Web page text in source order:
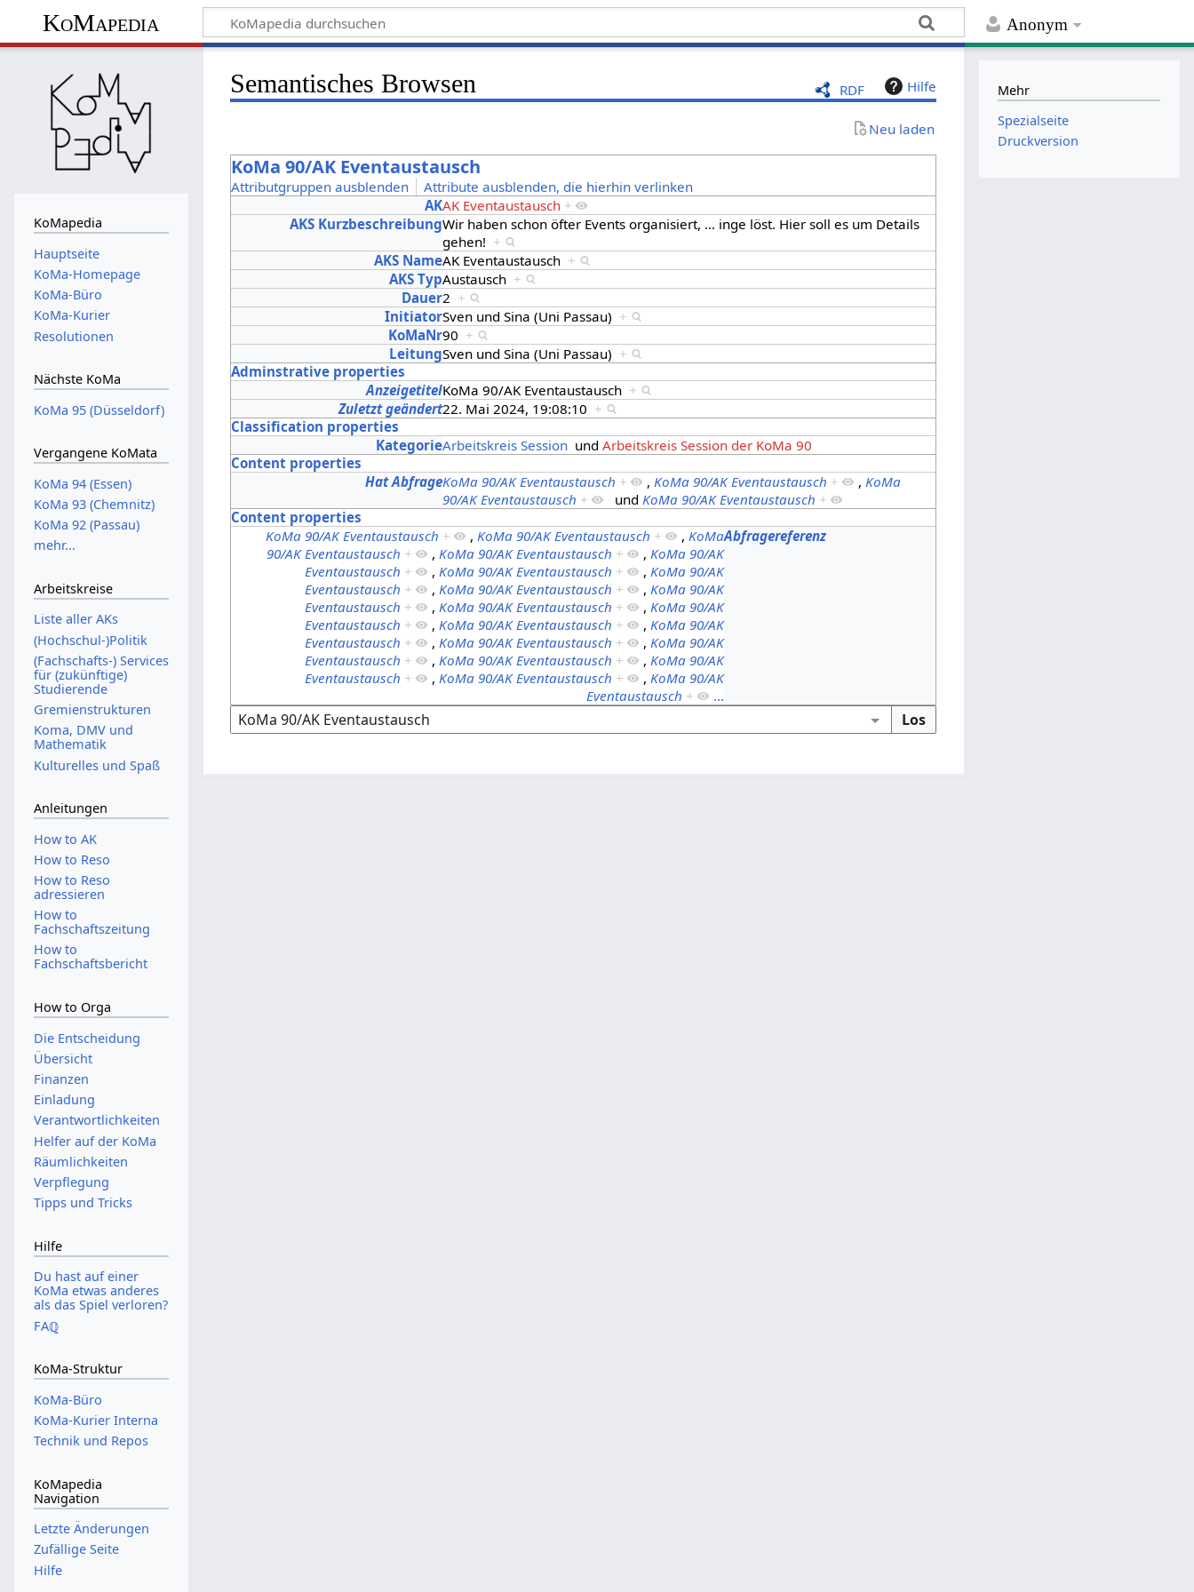
Anonym
KoMapedia
RDF Hilfe
Semantisches Browsen
Neu laden
KoMa 90/AK Eventaustausch
Attributgruppen ausblenden
Attribute ausblenden, die hierhin verlinken
AKAK Eventaustausch +
AKS KurzbeschreibungWir haben schon öfter Events organisiert, … inge löst. Hier soll es um Details
gehen! +
AKS NameAK Eventaustausch +
AKS TypAustausch +
Dauer2 +
InitiatorSven und Sina (Uni Passau) +
KoMaNr90 +
LeitungSven und Sina (Uni Passau) +
Adminstrative properties
AnzeigetitelKoMa 90/AK Eventaustausch +
Zuletzt geändert22. Mai 2024, 19:08:10 +
Classification properties
KategorieArbeitskreis Session undArbeitskreis Session der KoMa 90
Content properties
Hat AbfrageKoMa 90/AK Eventaustausch + , KoMa 90/AK Eventaustausch + , KoMa
90/AK Eventaustausch + und KoMa 90/AK Eventaustausch +
Content properties
Abfragereferenz
KoMa 90/AK Eventaustausch + , KoMa 90/AK Eventaustausch + , KoMa
90/AK Eventaustausch + , KoMa 90/AK Eventaustausch + , KoMa 90/AK
Eventaustausch + , KoMa 90/AK Eventaustausch + , KoMa 90/AK
Eventaustausch + , KoMa 90/AK Eventaustausch + , KoMa 90/AK
Eventaustausch + , KoMa 90/AK Eventaustausch + , KoMa 90/AK
Eventaustausch + , KoMa 90/AK Eventaustausch + , KoMa 90/AK
Eventaustausch + , KoMa 90/AK Eventaustausch + , KoMa 90/AK
Eventaustausch + , KoMa 90/AK Eventaustausch + , KoMa 90/AK
Eventaustausch + , KoMa 90/AK Eventaustausch + , KoMa 90/AK
Eventaustausch + ...
KoMapedia
Hauptseite
KoMa-Homepage
KoMa-Büro
KoMa-Kurier
Resolutionen
Nächste KoMa
KoMa 95 (Düsseldorf)
Vergangene KoMata
KoMa 94 (Essen)
KoMa 93 (Chemnitz)
KoMa 92 (Passau)
mehr...
Arbeitskreise
Liste aller AKs
(Hochschul-)Politik
(Fachschafts-) Services
für (zukünftige)
Studierende
Gremienstrukturen
Koma, DMV und
Mathematik
Kulturelles und Spaß
Anleitungen
How to AK
How to Reso
How to Reso
adressieren
How to
Fachschaftszeitung
How to
Fachschaftsbericht
How to Orga
Die Entscheidung
Übersicht
Finanzen
Einladung
Verantwortlichkeiten
Helfer auf der KoMa
Räumlichkeiten
Verpflegung
Tipps und Tricks
Hilfe
Du hast auf einer
KoMa etwas anderes
als das Spiel verloren?
FAℚ
KoMa-Struktur
KoMa-Büro
KoMa-Kurier Interna
Technik und Repos
KoMapedia
Navigation
Letzte Änderungen
Zufällige Seite
Hilfe
Mehr
Spezialseite
Druckversion